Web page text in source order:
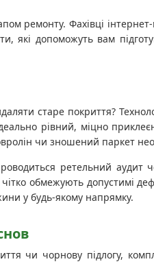
ремонту. Фахівці
які допоможуть вам
старе покриття?
рівний, міцно
чи зношений паркет
ретельний аудит
обмежують допустимі
у будь-якому напрямку.
чи чорнову підлогу,